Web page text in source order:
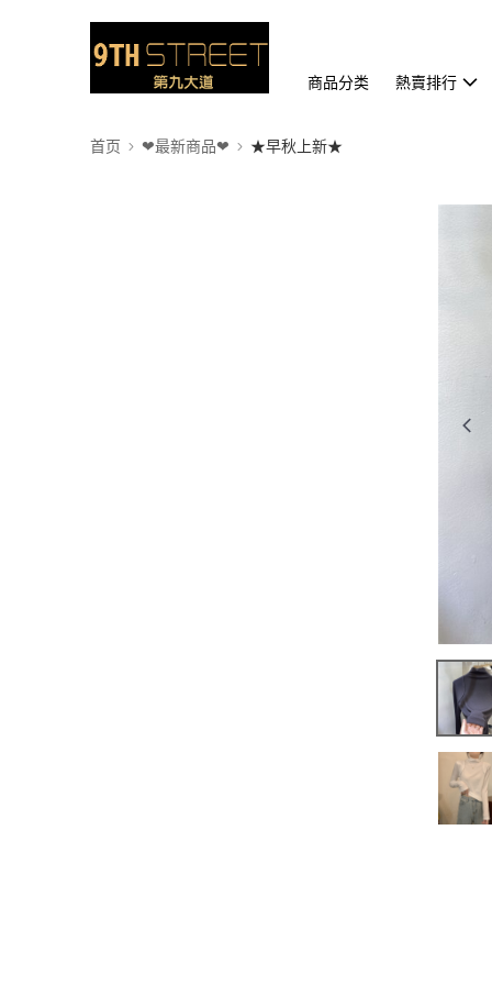
商品分类 熱賣排行
首页 ❤最新商品❤ ★早秋上新★